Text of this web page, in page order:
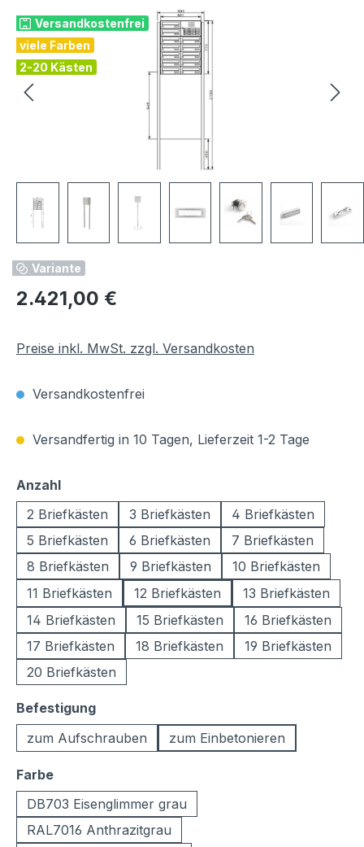
Versandkostenfrei
viele Farben
2-20 Kästen
Variante
Regulärer Preis:
2.421,00 €
Preise inkl. MwSt. zzgl. Versandkosten
Versandkostenfrei
Versandfertig in 10 Tagen, Lieferzeit 1-2 Tage
Anzahlauswählen
2 Briefkästen
3 Briefkästen
4 Briefkästen
5 Briefkästen
6 Briefkästen
7 Briefkästen
8 Briefkästen
9 Briefkästen
10 Briefkästen
11 Briefkästen
12 Briefkästen
13 Briefkästen
14 Briefkästen
15 Briefkästen
16 Briefkästen
17 Briefkästen
18 Briefkästen
19 Briefkästen
20 Briefkästen
Befestigungauswählen
zum Aufschrauben
zum Einbetonieren
Farbeauswählen
DB703 Eisenglimmer grau
RAL7016 Anthrazitgrau